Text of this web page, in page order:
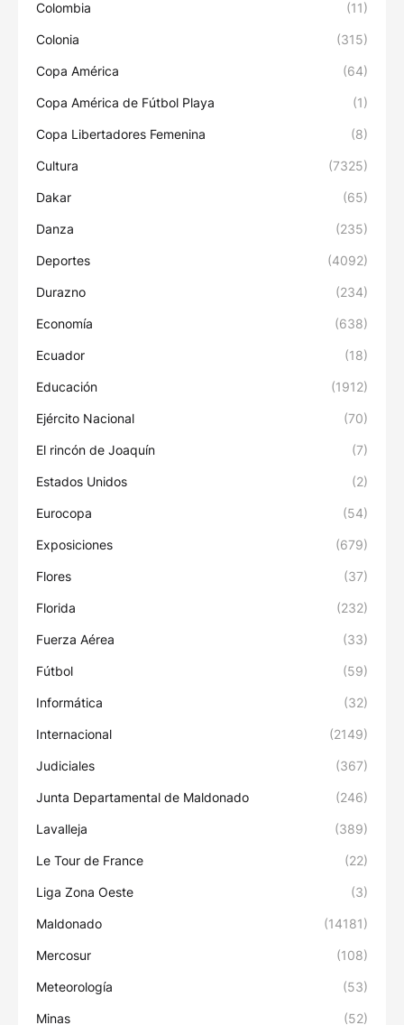
Colombia (11)
Colonia (315)
Copa América (64)
Copa América de Fútbol Playa (1)
Copa Libertadores Femenina (8)
Cultura (7325)
Dakar (65)
Danza (235)
Deportes (4092)
Durazno (234)
Economía (638)
Ecuador (18)
Educación (1912)
Ejército Nacional (70)
El rincón de Joaquín (7)
Estados Unidos (2)
Eurocopa (54)
Exposiciones (679)
Flores (37)
Florida (232)
Fuerza Aérea (33)
Fútbol (59)
Informática (32)
Internacional (2149)
Judiciales (367)
Junta Departamental de Maldonado (246)
Lavalleja (389)
Le Tour de France (22)
Liga Zona Oeste (3)
Maldonado (14181)
Mercosur (108)
Meteorología (53)
Minas (52)